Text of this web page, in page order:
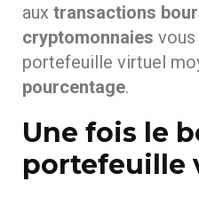
aux transactions
cryptomonnaies
portefeuille virtuel
pourcentage.
Une fois le
portefeuille